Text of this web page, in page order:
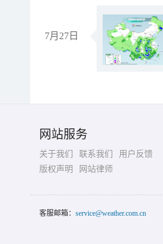
7月27日
网站服务
关于我们 联系我们
用户反馈
版权声明
网站律师
客服邮箱： service@weather.com.cn